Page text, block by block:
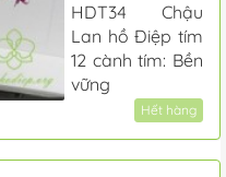
HDT34 Chậu
Lan hồ Điệp tím
12 cành tím: Bền
vững
Hết hàng